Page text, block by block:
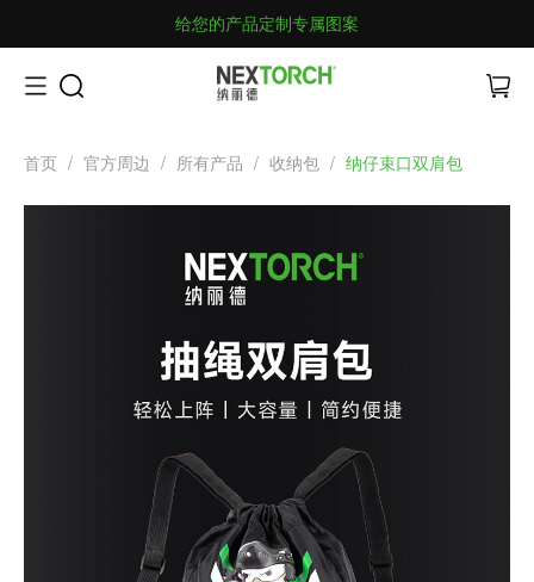
给您的产品定制专属图案
首页 / 官方周边 / 所有产品 / 收纳包 / 纳仔束口双肩包